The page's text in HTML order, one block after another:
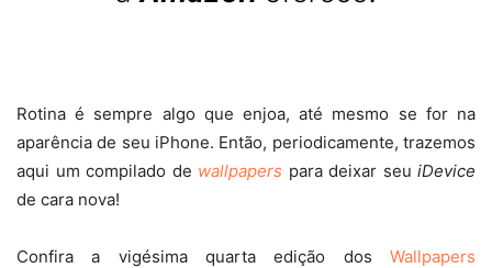
Rotina é sempre algo que enjoa, até mesmo se for na
aparência de seu iPhone. Então, periodicamente, trazemos
aqui um compilado de wallpapers para deixar seu iDevice
de cara nova!
Confira a vigésima quarta edição dos Wallpapers